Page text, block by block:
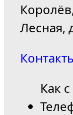
Лесная,
Как